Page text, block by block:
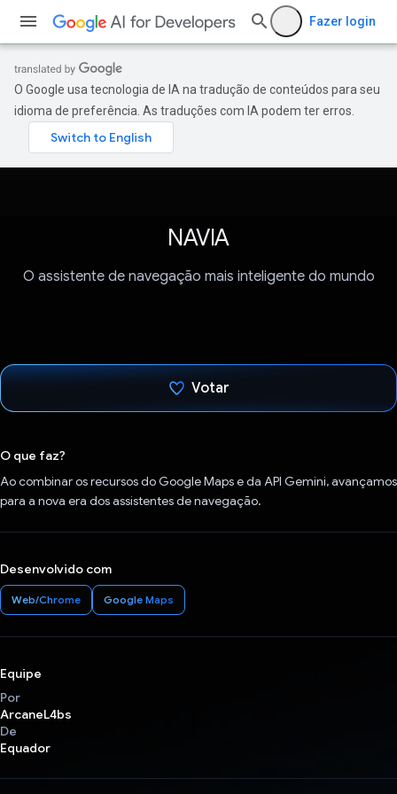
Fazer login
O Google usa tecnologia de IA na tradução de conteúdos para seu
idioma de preferência. As traduções com IA podem ter erros.
NAVIA
O assistente de navegação mais inteligente do mundo
Votar
O que faz?
Ao combinar os recursos do Google Maps e da API Gemini, avançamos
para a nova era dos assistentes de navegação.
Desenvolvido com
Web/Chrome Google Maps
Equipe
Por
ArcaneL4bs
De
Equador